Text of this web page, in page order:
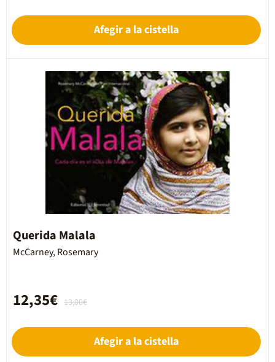
Afegir a la cistella
Querida Malala
McCarney, Rosemary
13,00€
12,35€
Afegir a la cistella